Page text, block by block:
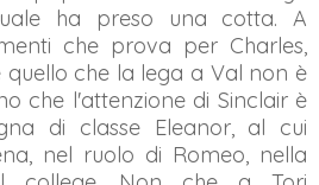
ha preso una cotta. A
che prova per Charles,
quello che la lega a Val non è
che l'attenzione di Sinclair è
di classe Eleanor, al cui
nel ruolo di Romeo, nella